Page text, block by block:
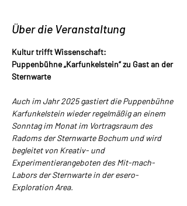
Über die Veranstaltung
Kultur trifft Wissenschaft:
Puppenbühne „Karfunkelstein“ zu Gast an der
Sternwarte
Auch im Jahr 2025 gastiert die Puppenbühne
Karfunkelstein wieder regelmäßig an einem
Sonntag im Monat im Vortragsraum des
Radoms der Sternwarte Bochum und wird
begleitet von Kreativ- und
Experimentierangeboten des Mit-mach-
Labors der Sternwarte in der esero-
Exploration Area.